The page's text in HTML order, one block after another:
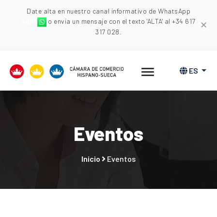
Date alta en nuestro canal informativo de WhatsApp
o envia un mensaje con el texto 'ALTA' al +34 617
317 028.
✕
ES
Eventos
Inicio Eventos